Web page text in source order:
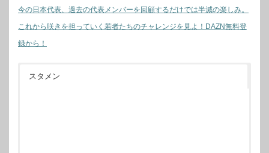
今の日本代表、過去の代表メンバーを回顧するだけでは半減の楽しみ。
これから咲きを担っていく若者たちのチャレンジを見よ！DAZN無料登
録から！
スタメン